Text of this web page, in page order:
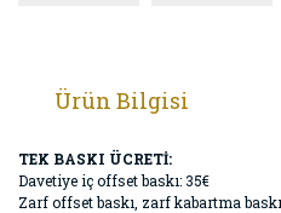
Ürün Bilgisi
TEK BASKI ÜCRETİ:
Davetiye iç offset baskı: 35€
Zarf offset baskı, zarf kabartma